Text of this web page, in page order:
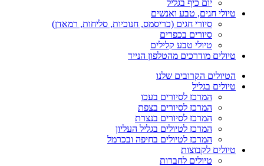
יום כיף בגליל
טיולי חגים, טבע ואנשים
סיורי חגים (כריסמס, חנוכיות, סליחות, רמאדן)
סיורים בכפרים
טיולי טבע קלילים
טיולים מודרכים מהטלפון הנייד
הטיולים הקרובים שלנו
טיולים בגליל
המרכז לסיורים בעכו
המרכז לסיורים בצפת
המרכז לסיורים בנצרת
המרכז לטיולים בגליל העליון
המרכז לטיולים בחיפה ובכרמל
טיולים לקבוצות
טיולים לחברות